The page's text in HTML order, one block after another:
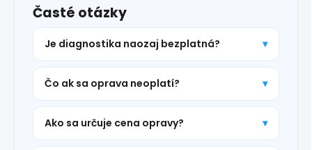
Časté otázky
Je diagnostika naozaj bezplatná?
Čo ak sa oprava neoplatí?
Ako sa určuje cena opravy?